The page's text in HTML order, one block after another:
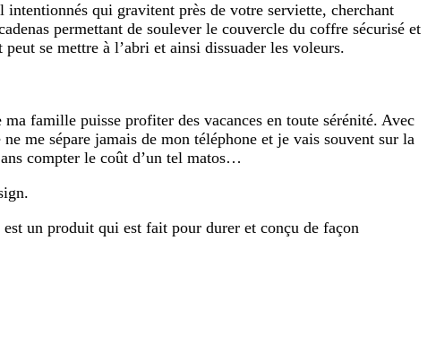
qui gravitent près de votre serviette, cherchant
permettant de soulever le couvercle du coffre sécurisé et
se mettre à l’abri et ainsi dissuader les voleurs.
famille puisse profiter des vacances en toute sérénité. Avec
me sépare jamais de mon téléphone et je vais souvent sur la
compter le coût d’un tel matos…
un produit qui est fait pour durer et conçu de façon